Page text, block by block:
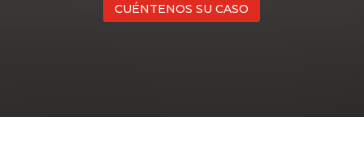
CUÉNTENOS SU CASO